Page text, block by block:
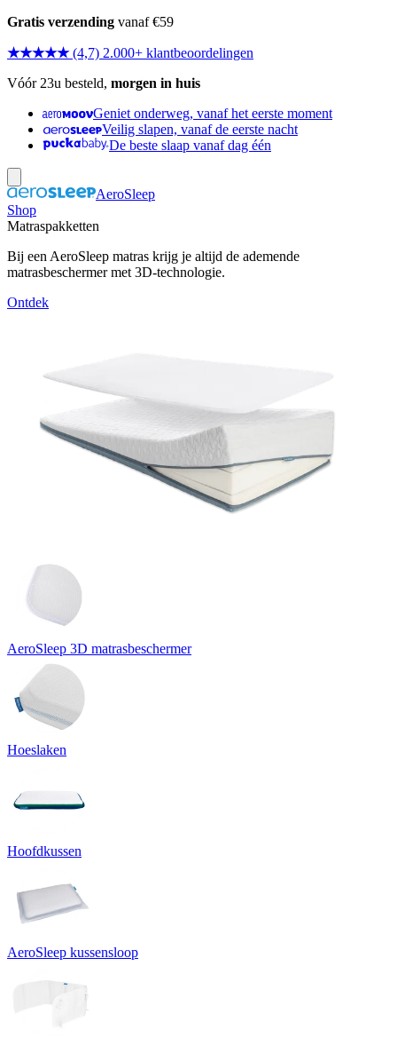
Gratis verzending vanaf €59
★★★★★ (4,7) 2.000+ klantbeoordelingen
Vóór 23u besteld, morgen in huis
Geniet onderweg, vanaf het eerste moment
Veilig slapen, vanaf de eerste nacht
De beste slaap vanaf dag één
AeroSleep
Shop
Matraspakketten
Bij een AeroSleep matras krijg je altijd de ademende
matrasbeschermer met 3D-technologie.
Ontdek
AeroSleep 3D matrasbeschermer
Hoeslaken
Hoofdkussen
AeroSleep kussensloop